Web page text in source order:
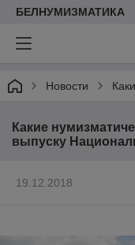
БЕЛНУМИЗМАТИКА
Новости
Какие
выпуску
19.12.2018